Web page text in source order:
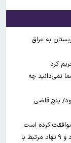
نمی‌دانید چه
افزود/ پنج قاضی
موافقت کرده است
آمریکا تحریم‌های جدیدی علیه ایران اعمال کرد/ ۴ فرد و ۹ نهاد مرتبط با